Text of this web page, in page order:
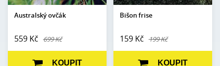
Australský ovčák
559 Kč 699 Kč
KOUPIT
Bišon frise
159 Kč 199 Kč
KOUPIT